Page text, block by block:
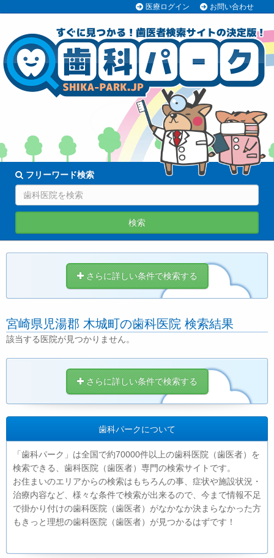
医療ログイン お問い合わせ
70038医院
登録中!
フリーワード検索
検索
さらに詳しい条件で検索する
宮崎県児湯郡 木城町の歯科医院 検索結果
該当する医院が見つかりません。
さらに詳しい条件で検索する
歯科パークについて
「歯科パーク」は全国で約70000件以上の歯科医院（歯医者）を
検索できる、歯科医院（歯医者）専門の検索サイトです。
お住まいのエリアからの検索はもちろんの事、症状や施設状況・
治療内容など、様々な条件で検索が出来るので、今まで情報不足
で掛かり付けの歯科医院（歯医者）がなかなか決まらなかった方
もきっと理想の歯科医院（歯医者）が見つかるはずです！